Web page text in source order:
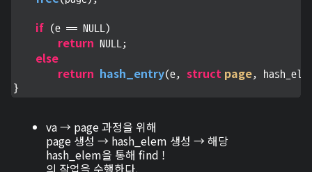
if (e == NULL)
return NULL;
else
return hash_entry(e, struct page,
}
va → page 과정을 위해
page 생성 → hash_elem 생성 → 해당
hash_elem을 통해 find !